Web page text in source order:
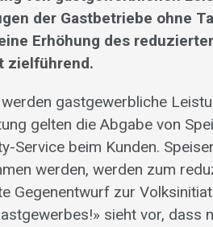
der Gastbetriebe ohne
Erhöhung des
zielführend.
gastgewerbliche
gelten die Abgabe von
Service beim Kunden.
werden, werden zum
Gegenentwurf zur
sieht vor, dass